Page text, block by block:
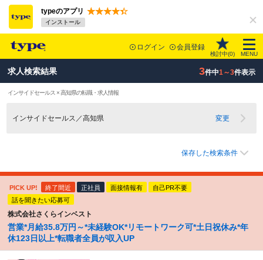
typeのアプリ
インストール
ログイン 会員登録
検討中(0) MENU
求人検索結果 3件中1～3件表示
インサイドセールス × 高知県の転職・求人情報
インサイドセールス／高知県 変更
保存した検索条件
PICK UP! 終了間近 正社員 面接情報有
自己PR不要
話を聞きたい応募可
株式会社さくらインベスト
営業*月給35.8万円～*未経験OK*リモートワーク可*土日祝休み*年
休123日以上*転職者全員が収入UP